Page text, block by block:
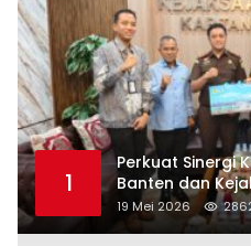
1
Perkuat Sinergi
Banten dan
Tangerang
Publik
19 Mei 2026